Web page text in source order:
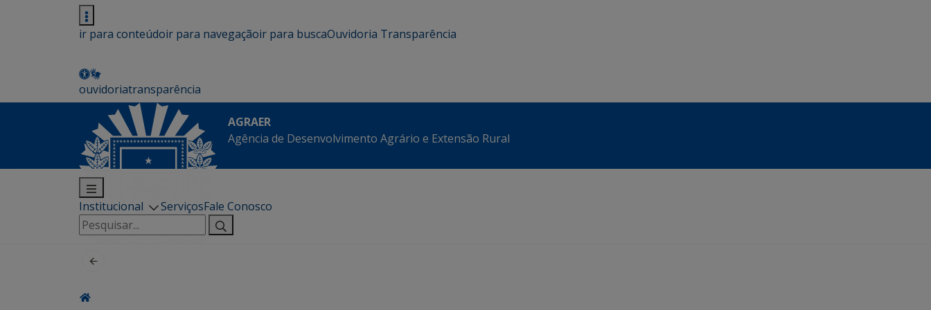
ir para conteúdoir para navegaçãoir para buscaOuvidoria Transparência
ouvidoriatransparência
AGRAER
Agência de Desenvolvimento Agrário e Extensão Rural
Institucional ServiçosFale Conosco
Pesquisar
por: